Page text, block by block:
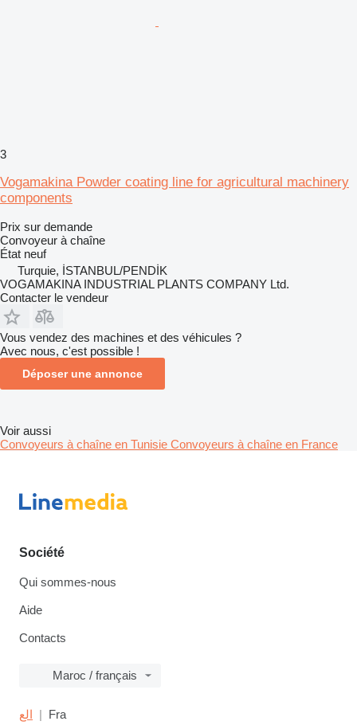
3
Vogamakina Powder coating line for agricultural machinery
components
Prix sur demande
Convoyeur à chaîne
État neuf
Turquie, İSTANBUL/PENDİK
VOGAMAKINA INDUSTRIAL PLANTS COMPANY Ltd.
Contacter le vendeur
Vous vendez des machines et des véhicules ?
Avec nous, c'est possible !
Déposer une annonce
Voir aussi
Convoyeurs à chaîne en Tunisie Convoyeurs à chaîne en France
Société
Qui sommes-nous
Aide
Contacts
Maroc / français
الع Fra